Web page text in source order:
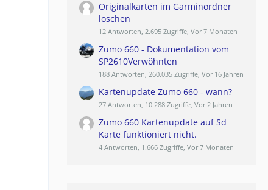
Originalkarten im Garminordner
löschen
12 Antworten, 2.695 Zugriffe, Vor 7 Monaten
Zumo 660 - Dokumentation vom
SP2610Verwöhnten
188 Antworten, 260.035 Zugriffe, Vor 16 Jahren
Kartenupdate Zumo 660 - wann?
27 Antworten, 10.288 Zugriffe, Vor 2 Jahren
Zumo 660 Kartenupdate auf Sd
Karte funktioniert nicht.
4 Antworten, 1.666 Zugriffe, Vor 7 Monaten